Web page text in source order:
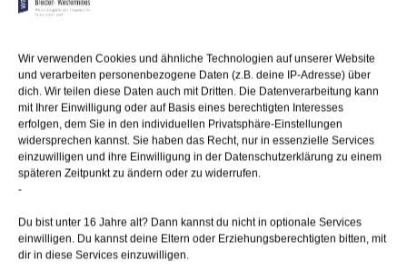
Wir verwenden Cookies und ähnliche Technologien auf unserer Website
und verarbeiten personenbezogene Daten (z.B. deine IP-Adresse) über
dich. Wir teilen diese Daten auch mit Dritten. Die Datenverarbeitung kann
mit Ihrer Einwilligung oder auf Basis eines berechtigten Interesses
erfolgen, dem Sie in den individuellen Privatsphäre-Einstellungen
widersprechen kannst. Sie haben das Recht, nur in essenzielle Services
einzuwilligen und ihre Einwilligung in der Datenschutzerklärung zu einem
späteren Zeitpunkt zu ändern oder zu widerrufen.
-
Du bist unter 16 Jahre alt? Dann kannst du nicht in optionale Services
einwilligen. Du kannst deine Eltern oder Erziehungsberechtigten bitten, mit
dir in diese Services einzuwilligen.
Da es nicht gelingen wird, dass alle Erklärungen innerhalb der Frist
bundesweit einmalig bis zum 31.1.2023 verlängert wird.
05/12/2022 / WSSK
Über
wssk-admin